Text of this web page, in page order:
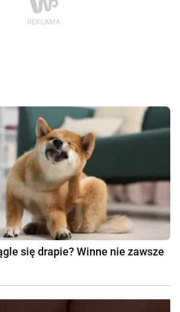
się drapie? Winne nie zawsze